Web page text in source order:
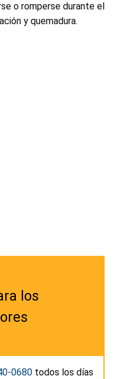
o romperse durante el
y quemadura.
los
0680 todos los días